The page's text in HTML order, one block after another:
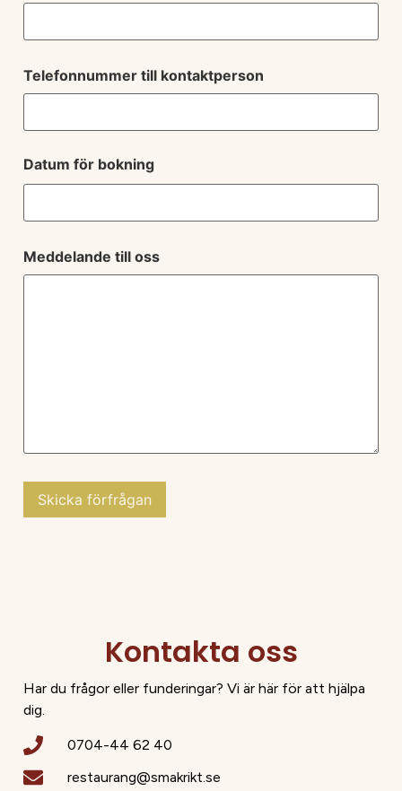
Telefonnummer till kontaktperson
Datum för bokning
Meddelande till oss
Kontakta oss
Har du frågor eller funderingar? Vi är här för att hjälpa
dig.
0704-44 62 40
restaurang@smakrikt.se